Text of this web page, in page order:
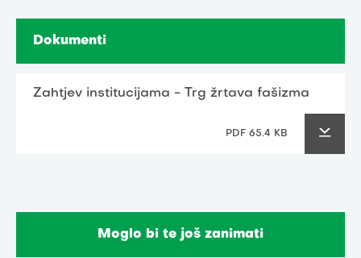
Dokumenti
Zahtjev institucijama - Trg žrtava fašizma
PDF 65.4 KB
Moglo bi te još zanimati